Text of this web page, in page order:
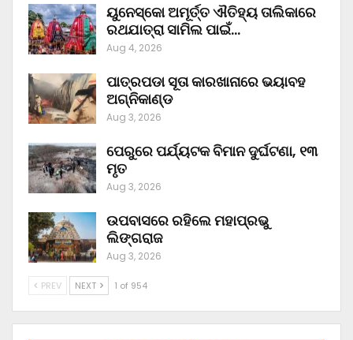
ୟୁନେସ୍କୋ ଅମୂର୍ତ୍ତ ଐତିହ୍ୟ ତାଲିକାରେ
ରଥଯାତ୍ରା ସାମିଲ ପାଇଁ…
Aug 4, 2026
ପାତ୍ରପଡା ସୂତା କାରଖାନାରେ ଭୟାବହ
ଅଗ୍ନିକାଣ୍ଡ
Aug 3, 2026
ପେରୁରେ ପର୍ଯ୍ୟଟକ ବିମାନ ଦୁର୍ଘଟଣା, ୧୩
ମୃତ
Aug 3, 2026
ଉପବାସରେ ରହିଲେ ମହାପ୍ରଭୁ
ଲିଙ୍ଗରାଜ
Aug 3, 2026
PREV NEXT 1 of 954